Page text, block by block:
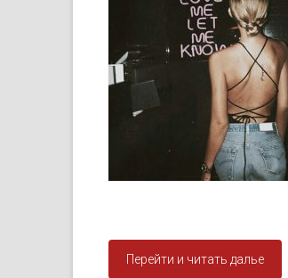
Перейти и читать далье